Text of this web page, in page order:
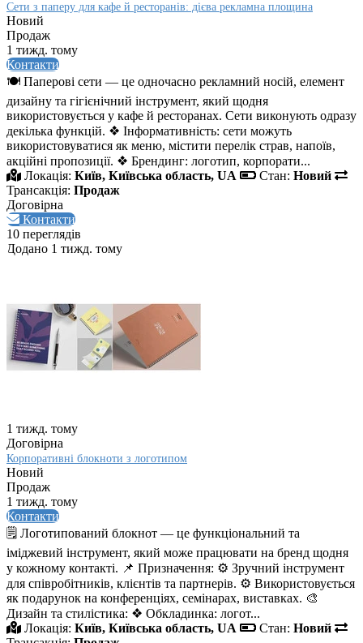
Сети з паперу для кафе й ресторанів: дієва рекламна площина
Новий
Продаж
1 тижд. тому
Контакти
🍽️ Паперові сети — це одночасно рекламний носій, елемент
дизайну та гігієнічний інструмент, який щодня
використовується у кафе й ресторанах. Сети виконують одразу
декілька функцій. ❖ Інформативність: сети можуть
використовуватися як меню, містити перелік страв, напоїв,
акційні пропозиції. ❖ Брендинг: логотип, корпорати...
Локація: Київ, Київська область, UA Стан: Новий
Трансакція: Продаж
Договірна
Контакти
10 переглядів
Додано 1 тижд. тому
1 тижд. тому
Договірна
Корпоративні блокноти з логотипом
Новий
Продаж
1 тижд. тому
Контакти
🗒️ Логотипований блокнот — це функціональний та
іміджевий інструмент, який може працювати на бренд щодня
у кожному контакті. 📌 Призначення: ⚙️ Зручний інструмент
для співробітників, клієнтів та партнерів. ⚙️ Використовується
як подарунок на конференціях, семінарах, виставках. 🎨
Дизайн та стилістика: ❖ Обкладинка: логот...
Локація: Київ, Київська область, UA Стан: Новий